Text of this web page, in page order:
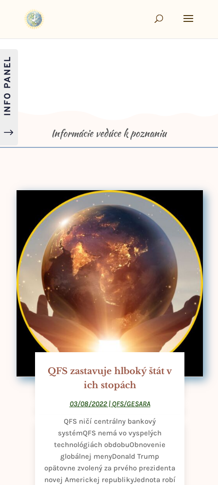
Informácie vedúce k poznaniu
QFS zastavuje hlboký štát v
ich stopách
03/08/2022| QFS/GESARA
QFS ničí centrálny bankový
systémQFS nemá vo vyspelých
technológiách obdobuObnovenie
globálnej menyDonald Trump
opätovne zvolený za prvého prezidenta
novej Americkej republikyJednota robí
"
INFO PANEL